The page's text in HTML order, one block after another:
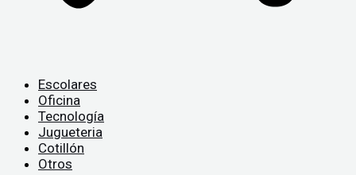
Escolares
Oficina
Tecnología
Jugueteria
Cotillón
Otros